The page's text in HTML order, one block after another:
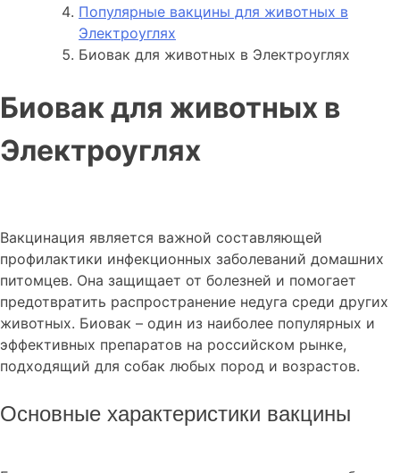
Популярные вакцины для животных в
Электроуглях
Биовак для животных в Электроуглях
Биовак для животных в
Электроуглях
Вакцинация является важной составляющей
профилактики инфекционных заболеваний домашних
питомцев. Она защищает от болезней и помогает
предотвратить распространение недуга среди других
животных. Биовак – один из наиболее популярных и
эффективных препаратов на российском рынке,
подходящий для собак любых пород и возрастов.
Основные характеристики вакцины